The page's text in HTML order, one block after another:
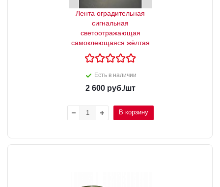
Лента оградительная
сигнальная
светоотражающая
самоклеющаяся жёлтая
Есть в наличии
2 600руб./шт
В корзину